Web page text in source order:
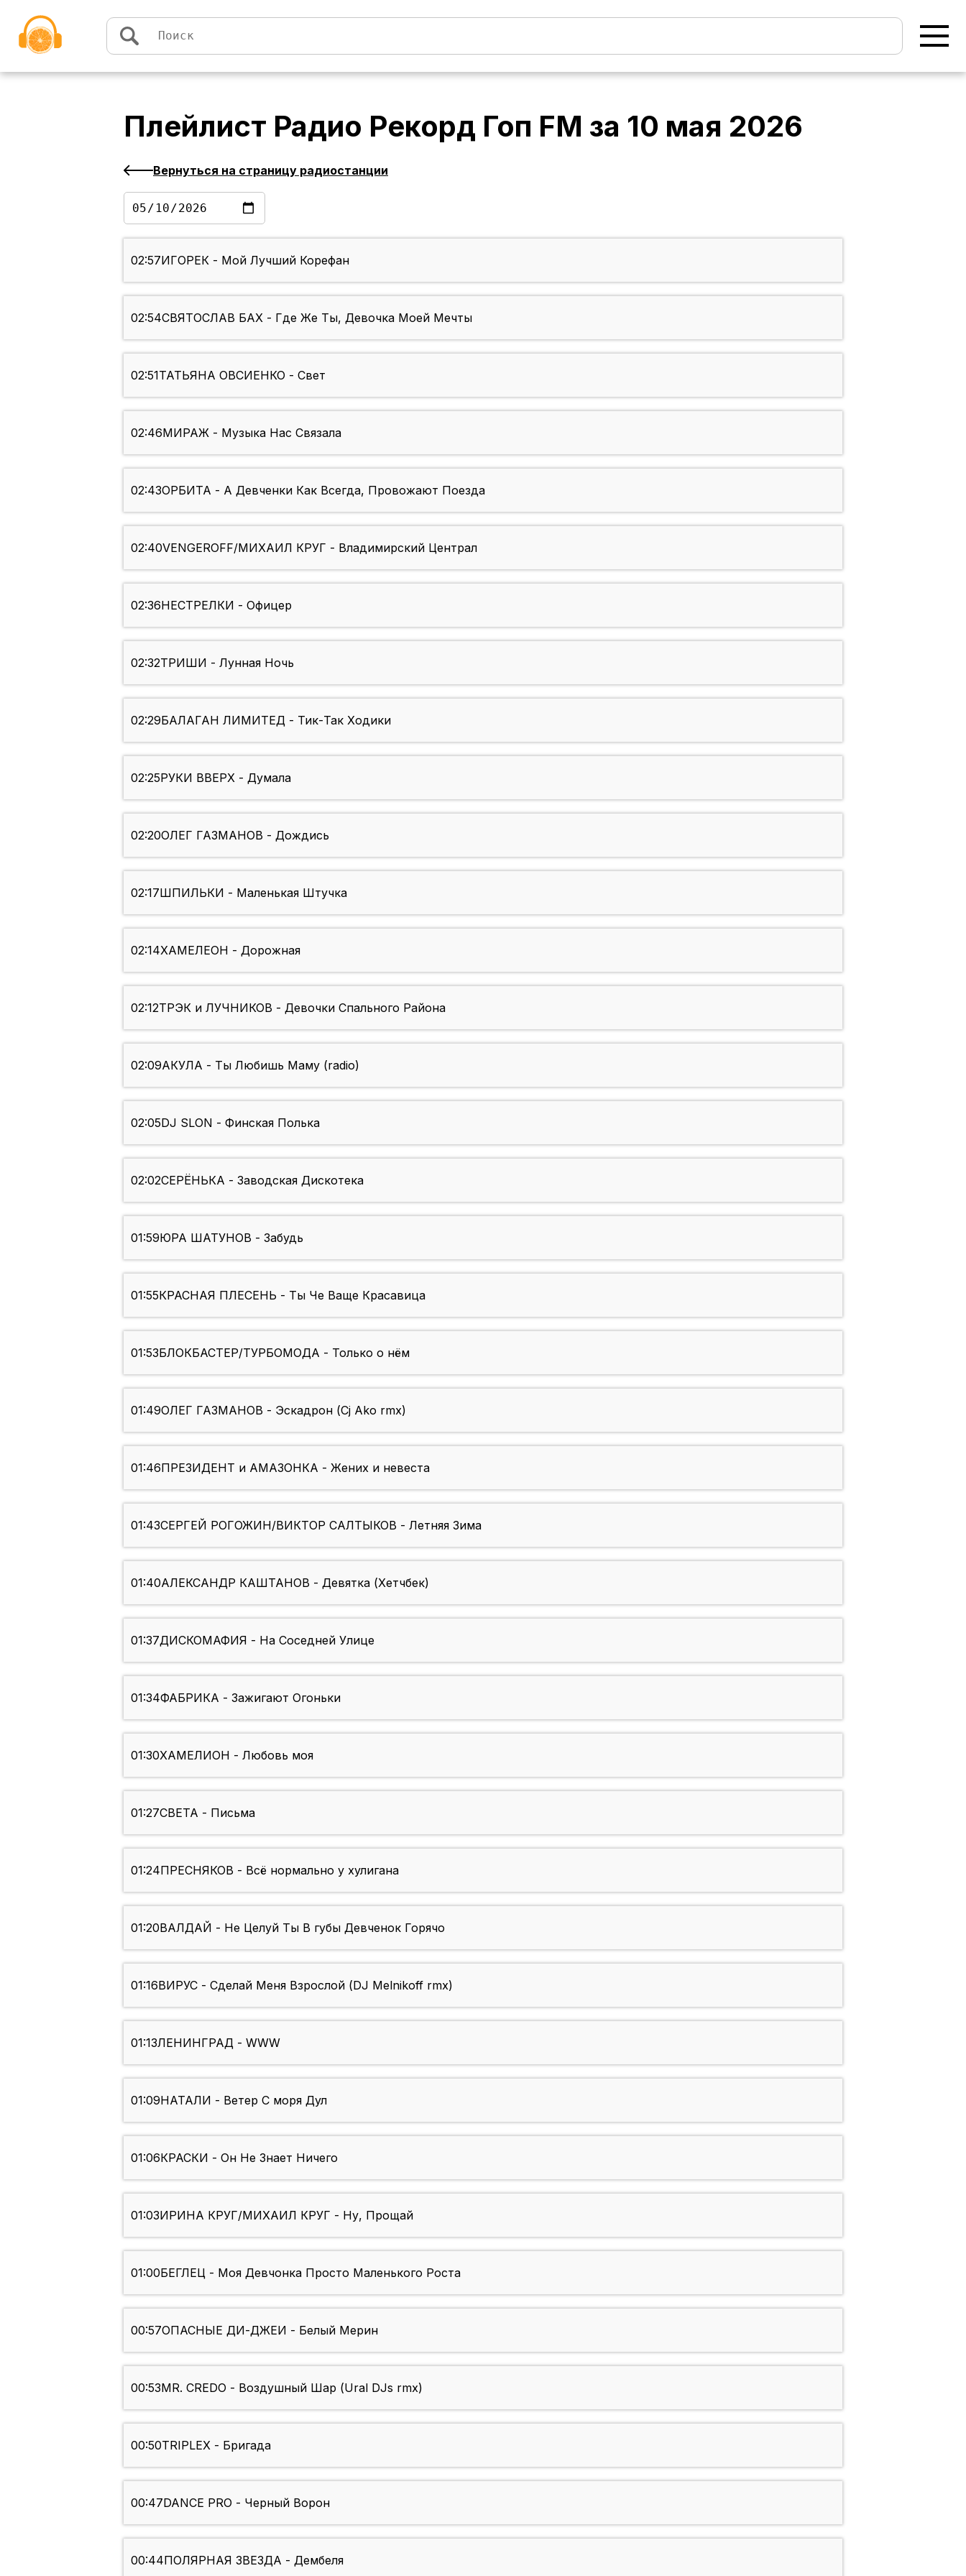
Плейлист Радио Рекорд Гоп FM за 10 мая 2026
Вернуться на страницу радиостанции
02:57ИГОРЕК - Мой Лучший Корефан
02:54СВЯТОСЛАВ БАХ - Где Же Ты, Девочка Моей Мечты
02:51ТАТЬЯНА ОВСИЕНКО - Свет
02:46МИРАЖ - Музыка Нас Связала
02:43ОРБИТА - А Девченки Как Всегда, Провожают Поезда
02:40VENGEROFF/МИХАИЛ КРУГ - Владимирский Централ
02:36НЕСТРЕЛКИ - Офицер
02:32ТРИШИ - Лунная Ночь
02:29БАЛАГАН ЛИМИТЕД - Тик-Так Ходики
02:25РУКИ ВВЕРХ - Думала
02:20ОЛЕГ ГАЗМАНОВ - Дождись
02:17ШПИЛЬКИ - Маленькая Штучка
02:14ХАМЕЛЕОН - Дорожная
02:12ТРЭК и ЛУЧНИКОВ - Девочки Спального Района
02:09АКУЛА - Ты Любишь Маму (radio)
02:05DJ SLON - Финская Полька
02:02СЕРЁНЬКА - Заводская Дискотека
01:59ЮРА ШАТУНОВ - Забудь
01:55КРАСНАЯ ПЛЕСЕНЬ - Ты Че Ваще Красавица
01:53БЛОКБАСТЕР/ТУРБОМОДА - Только о нём
01:49ОЛЕГ ГАЗМАНОВ - Эскадрон (Cj Ako rmx)
01:46ПРЕЗИДЕНТ и АМАЗОНКА - Жених и невеста
01:43СЕРГЕЙ РОГОЖИН/ВИКТОР САЛТЫКОВ - Летняя Зима
01:40АЛЕКСАНДР КАШТАНОВ - Девятка (Хетчбек)
01:37ДИСКОМАФИЯ - На Соседней Улице
01:34ФАБРИКА - Зажигают Огоньки
01:30ХАМЕЛИОН - Любовь моя
01:27СВЕТА - Письма
01:24ПРЕСНЯКОВ - Всё нормально у хулигана
01:20ВАЛДАЙ - Не Целуй Ты В губы Девченок Горячо
01:16ВИРУС - Сделай Меня Взрослой (DJ Melnikoff rmx)
01:13ЛЕНИНГРАД - WWW
01:09НАТАЛИ - Ветер С моря Дул
01:06КРАСКИ - Он Не Знает Ничего
01:03ИРИНА КРУГ/МИХАИЛ КРУГ - Ну, Прощай
01:00БЕГЛЕЦ - Моя Девчонка Просто Маленького Роста
00:57ОПАСНЫЕ ДИ-ДЖЕИ - Белый Мерин
00:53MR. CREDO - Воздушный Шар (Ural DJs rmx)
00:50TRIPLEX - Бригада
00:47DANCE PRO - Черный Ворон
00:44ПОЛЯРНАЯ ЗВЕЗДА - Дембеля